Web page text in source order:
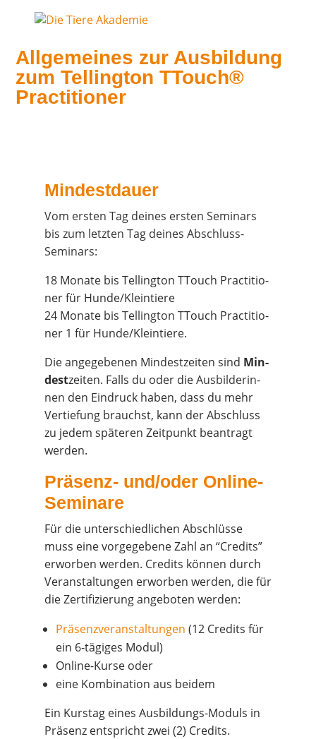
All­ge­mei­nes zur Aus­bil­dung
zum Tel­ling­ton TTouch®
Practitioner
Min­dest­dau­er
Vom ers­ten Tag dei­nes ers­ten Semi­nars
bis zum letz­ten Tag dei­nes Abschluss-
Seminars:
18 Mona­te bis Tel­ling­ton TTouch Prac­ti­tio­
ner für Hunde/Kleintiere
24 Mona­te bis Tel­ling­ton TTouch Prac­ti­tio­
ner 1 für Hunde/Kleintiere.
Die ange­ge­be­nen Min­dest­zei­ten sind Min­
destzei­ten. Falls du oder dieAus­bil­de­rin­
nen den Ein­druck haben, dass du mehr
Ver­tie­fung brauchst, kann der Abschluss
zu jedem spä­te­ren Zeit­punkt bean­tragt
werden.
Prä­senz- und/oder Online-
Seminare
Für die unter­schied­li­chen Abschlüs­se
muss eine vor­ge­ge­be­ne Zahl an “Cre­dits”
erwor­ben wer­den. Cre­dits kön­nen durch
Ver­an­stal­tun­gen erwor­ben wer­den, die für
die Zer­ti­fi­zie­rung ange­bo­ten werden:
Prä­senz­ver­an­stal­tun­gen (12 Cre­dits für
ein 6‑tägiges Modul)
Online-Kur­se oder
eine Kom­bi­na­ti­on aus beidem
Ein Kurs­tag eines Aus­bil­dungs-Moduls in
Prä­senz ent­spricht zwei (2) Cre­dits.